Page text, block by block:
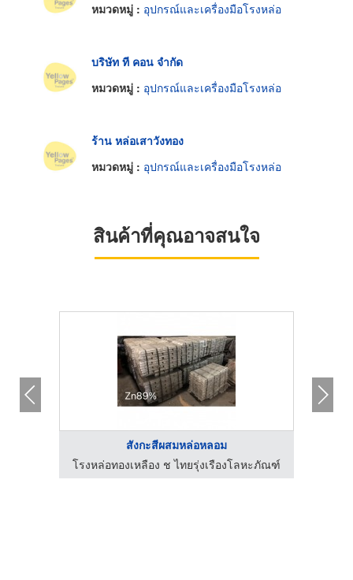
หมวดหมู่ : อุปกรณ์และเครื่องมือโรงหล่อ
บริษัท ที คอน จำกัด
หมวดหมู่ : อุปกรณ์และเครื่องมือโรงหล่อ
ร้าน หล่อเสาวังทอง
หมวดหมู่ : อุปกรณ์และเครื่องมือโรงหล่อ
สินค้าที่คุณอาจสนใจ
สังกะสีผสมหล่อหลอม
โรงหล่อทองเหลือง ช ไทยรุ่งเรืองโลหะภัณฑ์